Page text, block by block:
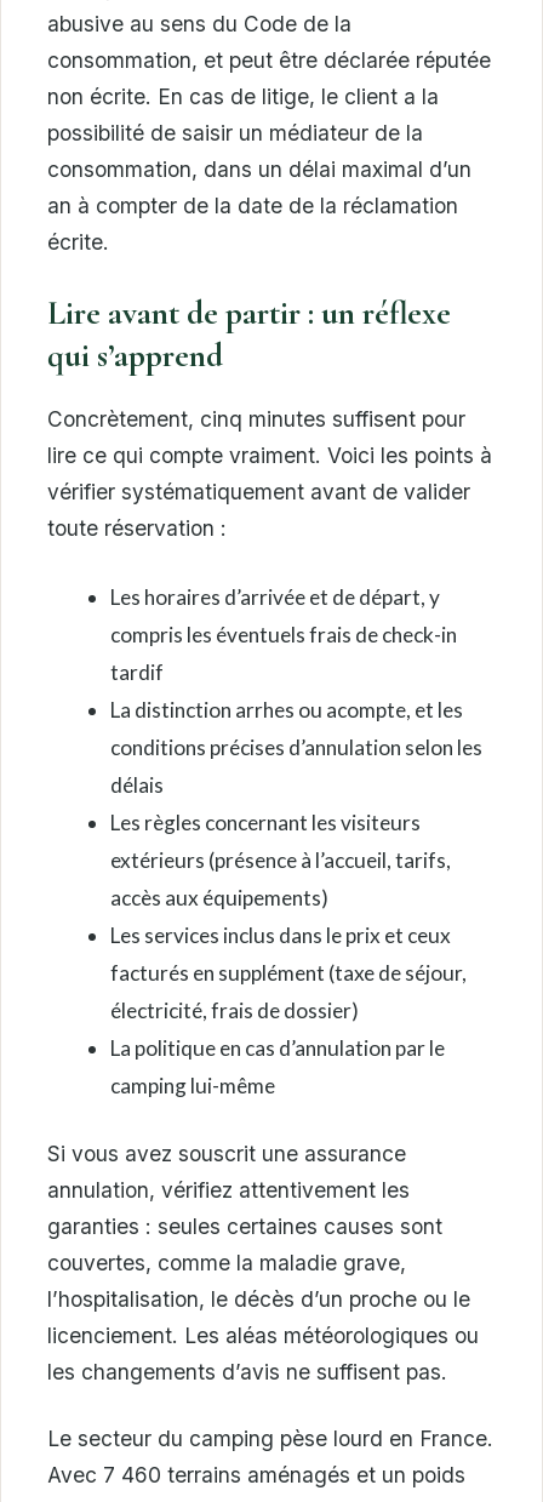
abusive au sens du Code de la
consommation, et peut être déclarée réputée
non écrite. En cas de litige, le client a la
possibilité de saisir un médiateur de la
consommation, dans un délai maximal d’un
an à compter de la date de la réclamation
écrite.
Lire avant de partir : un réflexe
qui s’apprend
Concrètement, cinq minutes suffisent pour
lire ce qui compte vraiment. Voici les points à
vérifier systématiquement avant de valider
toute réservation :
Les horaires d’arrivée et de départ, y
compris les éventuels frais de check-in
tardif
La distinction arrhes ou acompte, et les
conditions précises d’annulation selon les
délais
Les règles concernant les visiteurs
extérieurs (présence à l’accueil, tarifs,
accès aux équipements)
Les services inclus dans le prix et ceux
facturés en supplément (taxe de séjour,
électricité, frais de dossier)
La politique en cas d’annulation par le
camping lui-même
Si vous avez souscrit une assurance
annulation, vérifiez attentivement les
garanties : seules certaines causes sont
couvertes, comme la maladie grave,
l’hospitalisation, le décès d’un proche ou le
licenciement. Les aléas météorologiques ou
les changements d’avis ne suffisent pas.
Le secteur du camping pèse lourd en France.
Avec 7 460 terrains aménagés et un poids